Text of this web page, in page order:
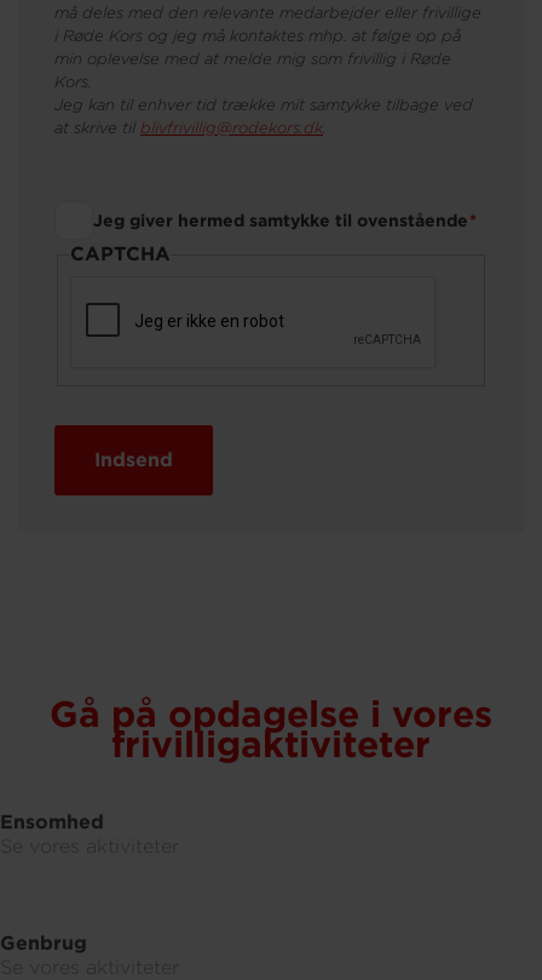
må deles med den relevante medarbejder eller frivillige
i Røde Kors og jeg må kontaktes mhp. at følge op på
min oplevelse med at melde mig som frivillig i Røde
Kors.
Jeg kan til enhver tid trække mit samtykke tilbage ved
at skrive til blivfrivillig@rodekors.dk.
Jeg giver hermed samtykke til ovenstående
CAPTCHA
Indsend
Gå på opdagelse i vores
frivilligaktiviteter
Ensomhed
Se vores aktiviteter
Genbrug
Se vores aktiviteter